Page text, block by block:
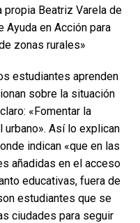
propia Beatriz Varela de
Ayuda en Acción para
zonas rurales»
estudiantes aprenden
sobre la situación
«Fomentar la
urbano». Así lo explican
indican «que en las
añadidas en el acceso
educativas, fuera de
estudiantes que se
ciudades para seguir